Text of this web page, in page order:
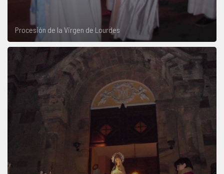
Procesión de la Virgen de Lourdes